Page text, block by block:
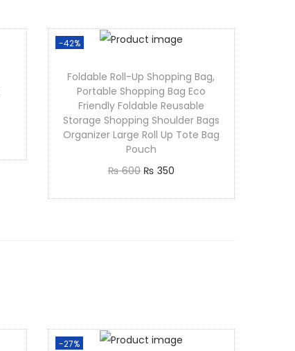
-42%
Foldable Roll-Up Shopping Bag,
Portable Shopping Bag Eco
Friendly Foldable Reusable
Storage Shopping Shoulder Bags
Organizer Large Roll Up Tote Bag
Pouch
₨600 ₨ 350
-27%